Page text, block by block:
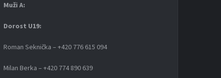
Muži A:
Dorost U19:
Roman Seknička – +420 776 615 094
Milan Berka – +420 774 890 639